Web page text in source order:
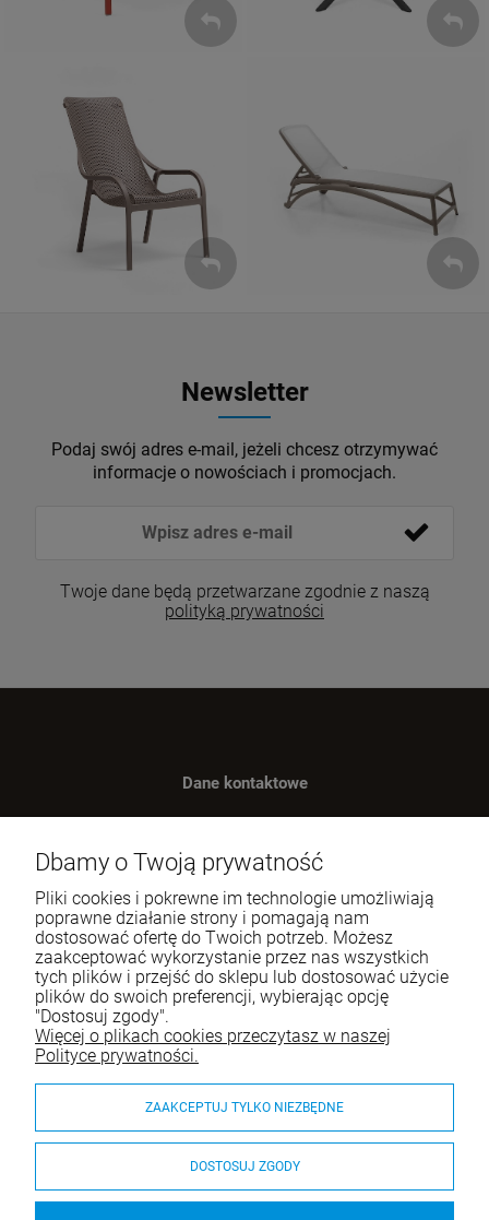
ZOBACZ ZOBACZ
Newsletter
Podaj swój adres e-mail, jeżeli chcesz otrzymywać
informacje o nowościach i promocjach.
Twoje dane będą przetwarzane zgodnie z naszą
polityką prywatności
Dane kontaktowe
ul. Wręczycka 268
42-202 Częstochowa
NIP: 9492236947
Tel.:
795-760-030
E-mail: sklep@itali.pl
Pomoc
Moje konto
Płatności i dostawa
Dbamy o Twoją prywatność
Pliki cookies i pokrewne im technologie umożliwiają
poprawne działanie strony i pomagają nam
dostosować ofertę do Twoich potrzeb. Możesz
zaakceptować wykorzystanie przez nas wszystkich
tych plików i przejść do sklepu lub dostosować użycie
plików do swoich preferencji, wybierając opcję
"Dostosuj zgody".
Więcej o plikach cookies przeczytasz w naszej
Polityce prywatności.
ZAAKCEPTUJ TYLKO NIEZBĘDNE
DOSTOSUJ ZGODY